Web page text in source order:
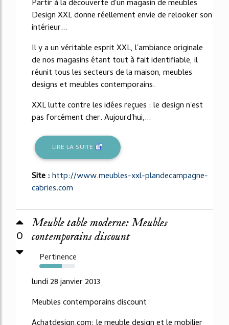
Partir à la découverte d'un magasin de meubles
Design XXL donne réellement envie de relooker son
intérieur...
Il y a un véritable esprit XXL, l'ambiance originale
de nos magasins étant tout à fait identifiable, il
réunit tous les secteurs de la maison, meubles
designs et meubles contemporains.
XXL lutte contre les idées reçues : le design n'est
pas forcément cher. Aujourd'hui,...
LIRE LA SUITE
Site :http://www.meubles-xxl-plandecampagne-
cabries.com
0
Meuble table moderne: Meubles
contemporains discount
Pertinence
63%
lundi 28 janvier 2013
Meubles contemporains discount